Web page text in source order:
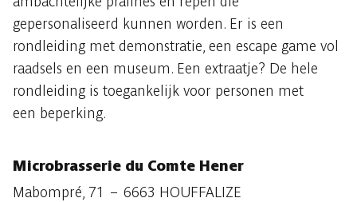
gepersonaliseerd kunnen worden. Er is een
rondleiding met demonstratie, een escape game vol
raadsels en een museum. Een extraatje? De hele
rondleiding is toegankelijk voor personen met
een beperking.
Microbrasserie du Comte Hener
Mabompré, 71 – 6663 HOUFFALIZE